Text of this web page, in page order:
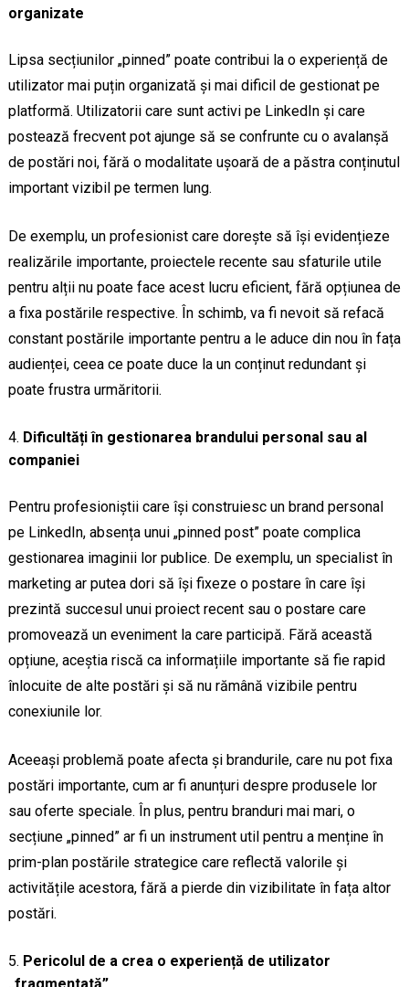
organizate
Lipsa secțiunilor „pinned” poate contribui la o experiență de
utilizator mai puțin organizată și mai dificil de gestionat pe
platformă. Utilizatorii care sunt activi pe LinkedIn și care
postează frecvent pot ajunge să se confrunte cu o avalanșă
de postări noi, fără o modalitate ușoară de a păstra conținutul
important vizibil pe termen lung.
De exemplu, un profesionist care dorește să își evidențieze
realizările importante, proiectele recente sau sfaturile utile
pentru alții nu poate face acest lucru eficient, fără opțiunea de
a fixa postările respective. În schimb, va fi nevoit să refacă
constant postările importante pentru a le aduce din nou în fața
audienței, ceea ce poate duce la un conținut redundant și
poate frustra urmăritorii.
Dificultăți în gestionarea brandului personal sau al
companiei
Pentru profesioniștii care își construiesc un brand personal
pe LinkedIn, absența unui „pinned post” poate complica
gestionarea imaginii lor publice. De exemplu, un specialist în
marketing ar putea dori să își fixeze o postare în care își
prezintă succesul unui proiect recent sau o postare care
promovează un eveniment la care participă. Fără această
opțiune, aceștia riscă ca informațiile importante să fie rapid
înlocuite de alte postări și să nu rămână vizibile pentru
conexiunile lor.
Aceeași problemă poate afecta și brandurile, care nu pot fixa
postări importante, cum ar fi anunțuri despre produsele lor
sau oferte speciale. În plus, pentru branduri mai mari, o
secțiune „pinned” ar fi un instrument util pentru a menține în
prim-plan postările strategice care reflectă valorile și
activitățile acestora, fără a pierde din vizibilitate în fața altor
postări.
Pericolul de a crea o experiență de utilizator